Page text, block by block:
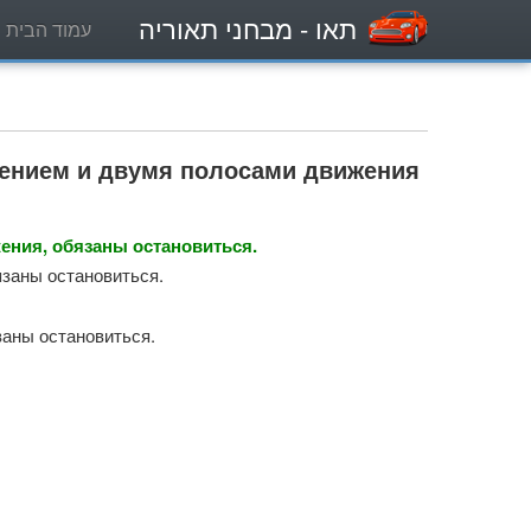
תאו - מבחני תאוריה עמוד הבית
и двумя полосами движения
обязаны остановиться.
остановиться.
остановиться.